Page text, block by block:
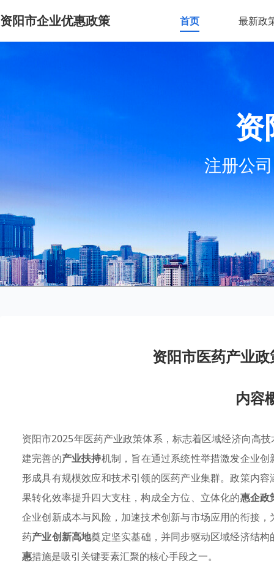
资阳市企业优惠政策 首页 最新政
资
注册公
资阳市医药产业
内容
资阳市2025年医药产业政策体系，标志着区域经济向高
建完善的产业扶持机制，旨在通过系统性举措激发企业
形成具有规模效应和技术引领的医药产业集群。政策内
果转化效率提升四大支柱，构成全方位、立体化的惠企政
企业创新成本与风险，加速技术创新与市场应用的衔接
药产业创新高地奠定坚实基础，并同步驱动区域经济结构
惠措施是吸引关键要素汇聚的核心手段之一。